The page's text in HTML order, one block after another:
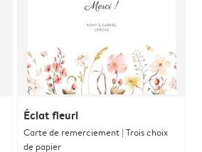
Éclat fleuri
Carte de remerciement | Trois choix
de papier